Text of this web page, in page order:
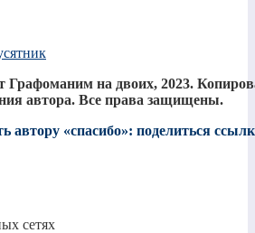
на двоих, 2023.
автора. Все права защищены.
автору «спасибо»: поделиться
сетях